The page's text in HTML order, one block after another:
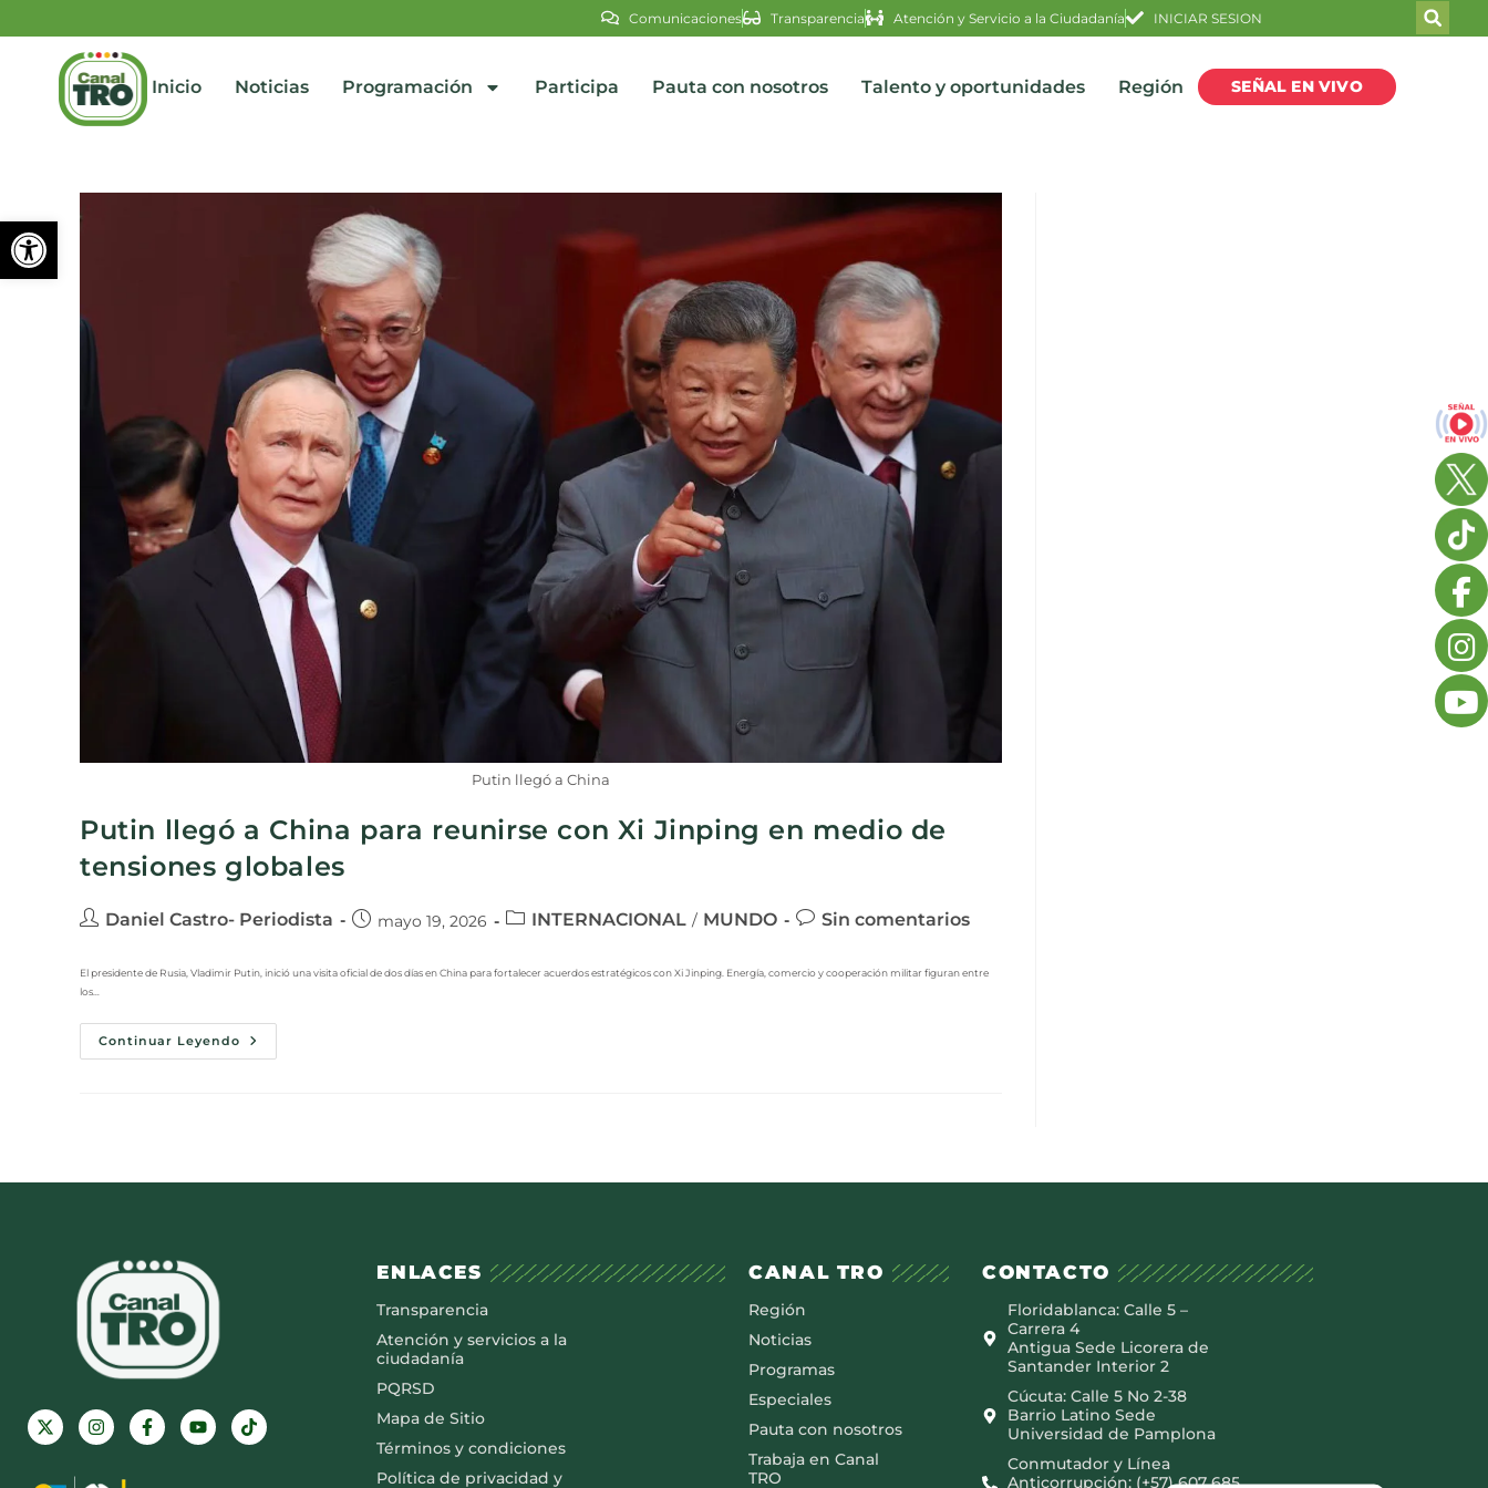
Abrir barra de herramientas
Comunicaciones Transparencia Atención y Servicio a la Ciudadanía INICIAR SESION
Inicio Noticias Programación Participa Pauta con nosotros Talento y oportunidades Región SEÑAL EN VIVO
Putin llegó a China
Putin llegó a China para reunirse con Xi Jinping en medio de
tensiones globales
Daniel Castro- Periodista mayo 19, 2026 INTERNACIONAL / MUNDO Sin comentarios
El presidente de Rusia, Vladimir Putin, inició una visita oficial de dos días en China para fortalecer acuerdos estratégicos con Xi Jinping. Energía, comercio y cooperación militar figuran entre
los…
Continuar Leyendo
ENLACES
Transparencia
Atención y servicios a la
ciudadanía
PQRSD
Mapa de Sitio
Términos y condiciones
Política de privacidad y
CANAL TRO
Región
Noticias
Programas
Especiales
Pauta con nosotros
Trabaja en Canal
TRO
CONTACTO
Floridablanca: Calle 5 –
Carrera 4
Antigua Sede Licorera de
Santander Interior 2
Cúcuta: Calle 5 No 2-38
Barrio Latino Sede
Universidad de Pamplona
Conmutador y Línea
Anticorrupción: (+57) 607 685